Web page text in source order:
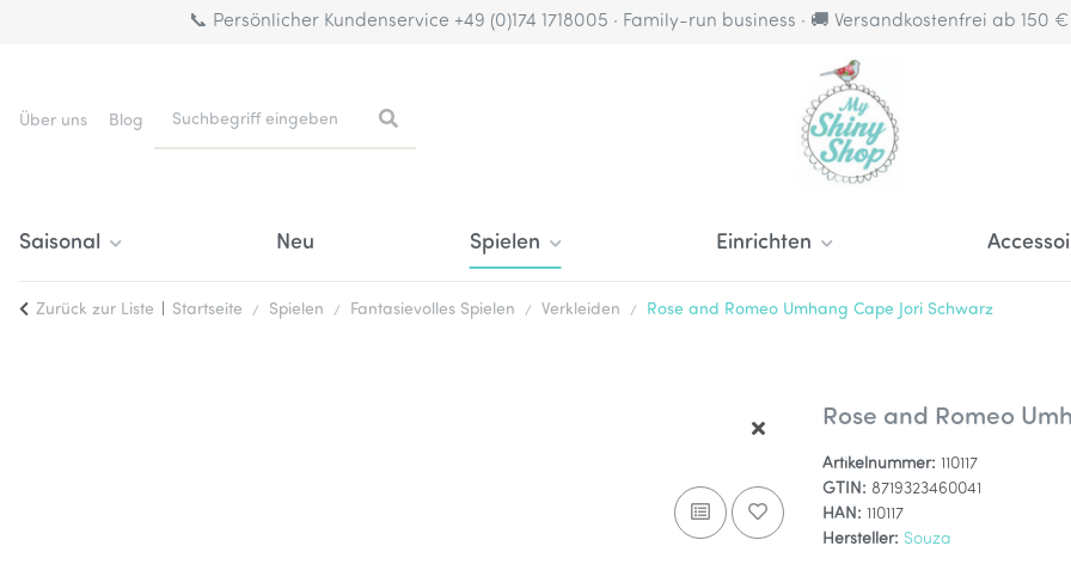
📞 Persönlicher Kundenservice +49 (0)174 1718005 · Family-run business · 🚚 Versandkostenfrei ab 150
Über uns Blog
Saisonal Spielen Einrichten
Neu
Zurück zur Liste Startseite Spielen Fantasievolles Spielen Verkleiden Rose and Romeo Umhang Cape Jori Schwarz
Rose and Romeo
Artikelnummer: 110117
GTIN: 8719323460041
HAN: 110117
Hersteller: Souza